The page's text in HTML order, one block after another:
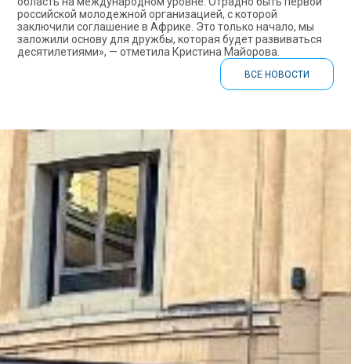
российской молодежной организацией, с которой
заключили соглашение в Африке. Это только начало, мы
заложили основу для дружбы, которая будет развиваться
десятилетиями», — отметила Кристина Майорова.
ВСЕ НОВОСТИ